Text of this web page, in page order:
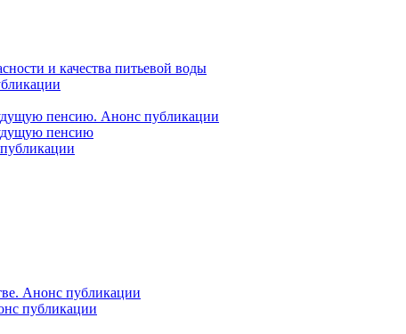
и качества питьевой воды
пенсию. Анонс публикации
пенсию
Анонс публикации
публикации